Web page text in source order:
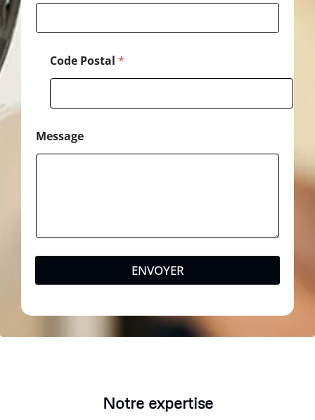
Code Postal *
Message
ENVOYER
Notre expertise